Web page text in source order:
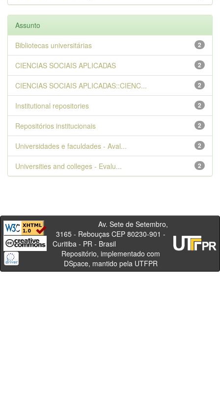
Assunto
2
Bibliotecas universitárias
2
CIENCIAS SOCIAIS APLICADAS
2
CIENCIAS SOCIAIS APLICADAS::CIENC...
2
Institutional repositories
2
Repositórios institucionais
2
Universidades e faculdades - Aval...
2
Universities and colleges - Evalu...
Av. Sete de Setembro,
3165 - Rebouças CEP 80230-901 -
Curitiba - PR - Brasil
Repositório, implementado com
DSpace, mantido pela UTFPR